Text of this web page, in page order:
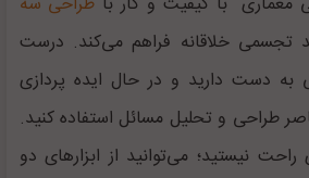
تجسمی خلاقانه فراهم می‌کند. درست
به دست دارید و در حال ایده پردازی
طراحی و تحلیل مسائل استفاده کنید.
نیستید؛ می‌توانید از ابزارهای دو